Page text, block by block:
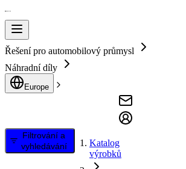
Řešení pro automobilový průmysl
Náhradní díly
Europe
Filtrování a
vyhledávání
Katalog
výrobků